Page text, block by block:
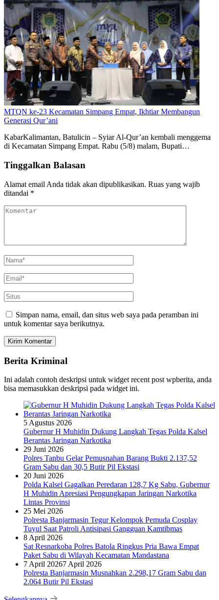
MTQN ke-23 Kecamatan Simpang Empat, Ikhtiar Membangun
Generasi Qur’ani
KabarKalimantan, Batulicin – Syiar Al-Qur’an kembali menggema
di Kecamatan Simpang Empat. Rabu (5/8) malam, Bupati…
Tinggalkan Balasan
Alamat email Anda tidak akan dipublikasikan. Ruas yang wajib
ditandai *
Simpan nama, email, dan situs web saya pada peramban ini
untuk komentar saya berikutnya.
Berita Kriminal
Ini adalah contoh deskripsi untuk widget recent post wpberita, anda
bisa memasukkan deskripsi pada widget ini.
5 Agustus 2026
Gubernur H Muhidin Dukung Langkah Tegas Polda Kalsel
Berantas Jaringan Narkotika
29 Juni 2026
Polres Tanbu Gelar Pemusnahan Barang Bukti 2.137,52
Gram Sabu dan 30,5 Butir Pil Ekstasi
20 Juni 2026
Polda Kalsel Gagalkan Peredaran 128,7 Kg Sabu, Gubernur
H Muhidin Apresiasi Pengungkapan Jaringan Narkotika
Lintas Provinsi
25 Mei 2026
Polresta Banjarmasin Tegur Kelompok Pemuda Cosplay
Tuyul Saat Patroli Antisipasi Gangguan Kamtibmas
8 April 2026
Sat Resnarkoba Polres Batola Ringkus Pria Bawa Empat
Paket Sabu di Wilayah Kecamatan Mandastana
7 April 20267 April 2026
Polresta Banjarmasin Musnahkan 2.298,17 Gram Sabu dan
2.064 Butir Pil Ekstasi